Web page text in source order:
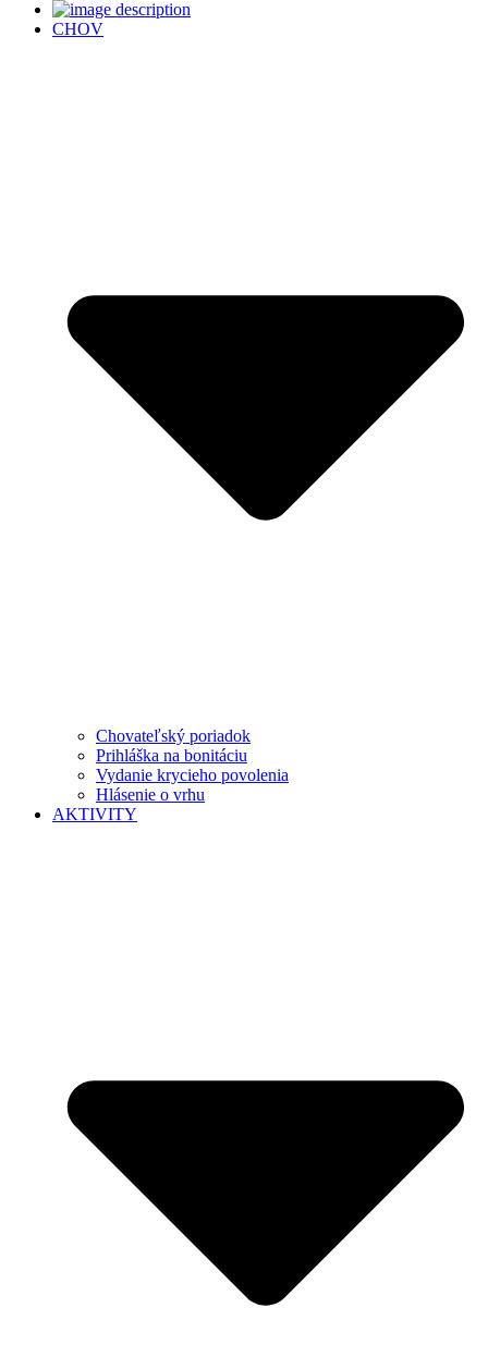
CHOV
Chovateľský poriadok
Prihláška na bonitáciu
Vydanie krycieho povolenia
Hlásenie o vrhu
AKTIVITY